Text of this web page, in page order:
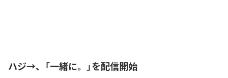
ハジ→、「一緒に。」を配信開始